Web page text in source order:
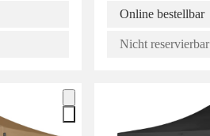
Online bestellbar
Nicht reservierbar